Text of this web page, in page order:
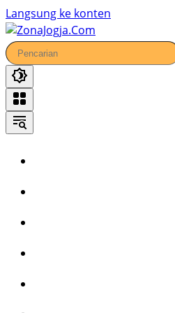
Langsung ke konten